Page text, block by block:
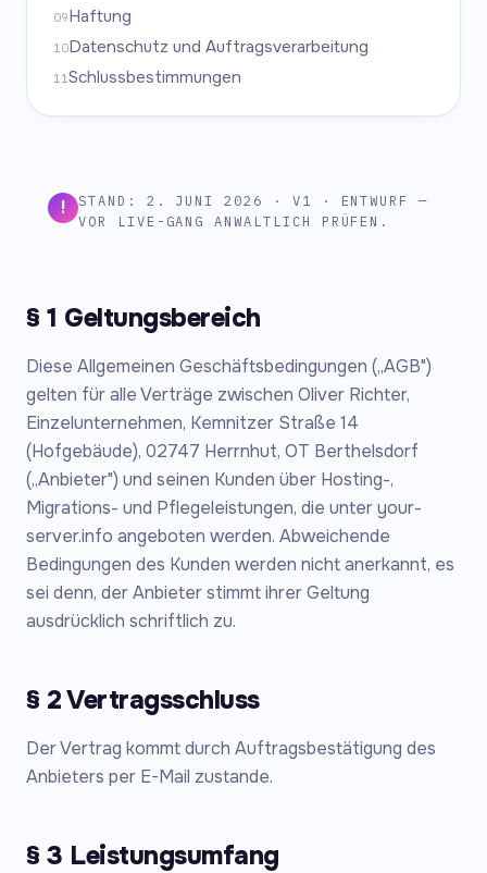
09Haftung
10Datenschutz und Auftragsverarbeitung
11Schlussbestimmungen
!
STAND: 2. JUNI 2026 · V1 · ENTWURF —
VOR LIVE-GANG ANWALTLICH PRÜFEN.
§ 1 Geltungsbereich
Diese Allgemeinen Geschäftsbedingungen („AGB")
gelten für alle Verträge zwischen Oliver Richter,
Einzelunternehmen, Kemnitzer Straße 14
(Hofgebäude), 02747 Herrnhut, OT Berthelsdorf
(„Anbieter") und seinen Kunden über Hosting-,
Migrations- und Pflegeleistungen, die unter your-
server.info angeboten werden. Abweichende
Bedingungen des Kunden werden nicht anerkannt, es
sei denn, der Anbieter stimmt ihrer Geltung
ausdrücklich schriftlich zu.
§ 2 Vertragsschluss
Der Vertrag kommt durch Auftragsbestätigung des
Anbieters per E-Mail zustande.
§ 3 Leistungsumfang